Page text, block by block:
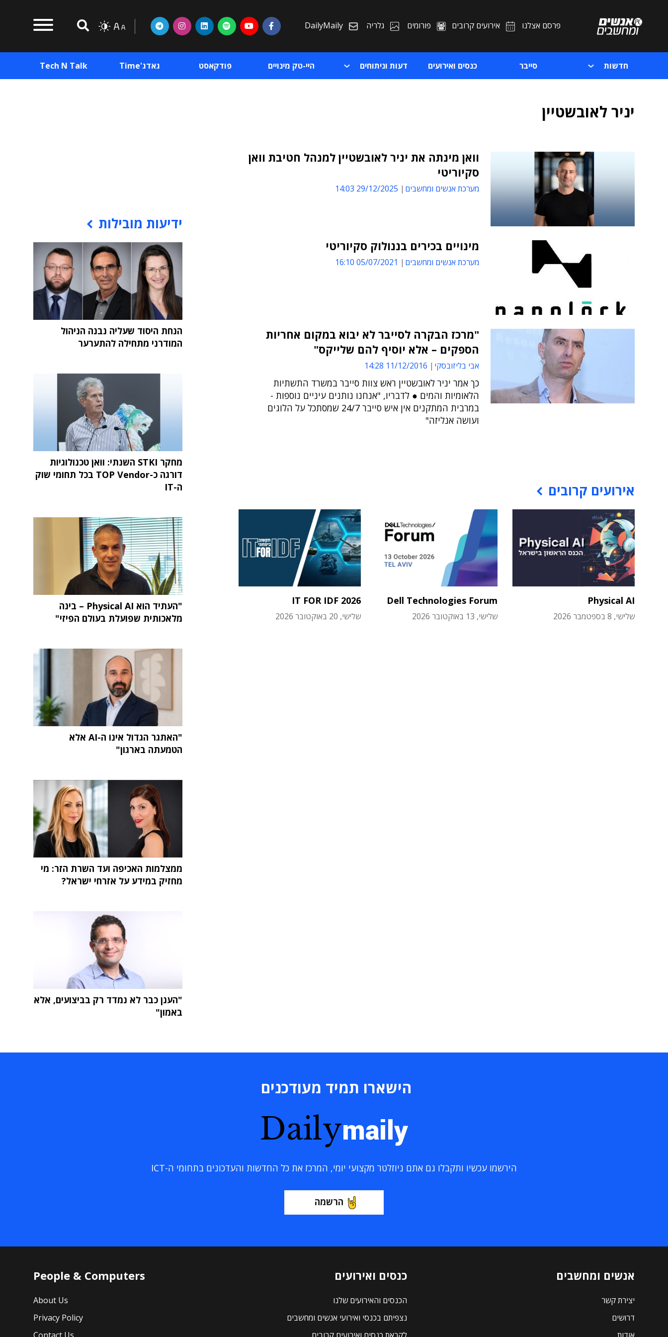
פרסם אצלנו אירועים קרובים פורומים גלריה DailyMaily
חדשות סייבר כנסים ואירועים דעות וניתוחים היי-טק מינויים פודקאסט גאדג'Time Tech N Talk
יניר לאובשטיין
וואן מינתה את יניר לאובשטיין למנהל חטיבת וואן
סקיוריטי
מערכת אנשים ומחשבים 29/12/2025 14:03
מינויים בכירים בננולוק סקיוריטי
מערכת אנשים ומחשבים 05/07/2021 16:10
"מרכז הבקרה לסייבר לא יבוא במקום אחריות
הספקים – אלא יוסיף להם שלייקס"
אבי בליזובסקי 11/12/2016 14:28
כך אמר יניר לאובשטיין ראש צוות סייבר במשרד התשתיות
הלאומיות והמים ● לדבריו, "אנחנו נותנים עיניים נוספות -
במרבית המתקנים אין איש סייבר 24/7 שמסתכל על הלוגים
ועושה אנליזה"
אירועים קרובים
Physical AI
שלישי, 8 בספטמבר 2026
Dell Technologies Forum
שלישי, 13 באוקטובר 2026
IT FOR IDF 2026
שלישי, 20 באוקטובר 2026
ידיעות מובילות
הנחת היסוד שעליה נבנה הניהול
המודרני מתחילה להתערער
מחקר STKI השנתי: וואן טכנולוגיות
דורגה כ-TOP Vendor בכל תחומי שוק
ה-IT
"העתיד הוא Physical AI – בינה
מלאכותית שפועלת בעולם הפיזי"
"האתגר הגדול אינו ה-AI אלא
הטמעתה בארגון"
ממצלמות האכיפה ועד השרת הזר: מי
מחזיק במידע על אזרחי ישראל?
"הענן כבר לא נמדד רק בביצועים, אלא
באמון"
הישארו תמיד מעודכנים
Dailymaily
הירשמו עכשיו ותקבלו גם אתם ניוזלטר מקצועי יומי, המרכז את כל החדשות והעדכונים בתחומי ה-ICT
הרשמה
אנשים ומחשבים
יצירת קשר
דרושים
כנסים ואירועים
הכנסים והאירועים שלנו
נצפיתם בכנסי ואירועי אנשים ומחשבים
People & Computers
About Us
Privacy Policy